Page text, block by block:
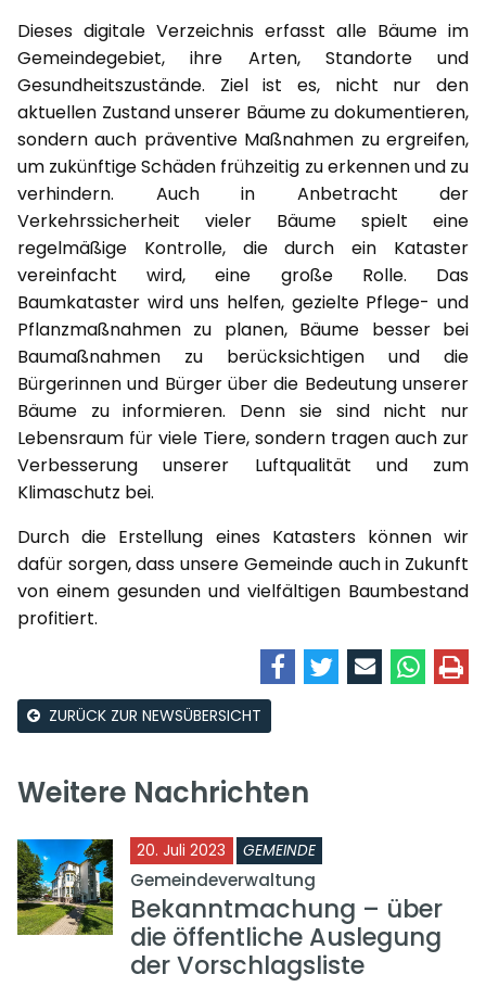
Dieses digitale Verzeichnis erfasst alle Bäume im
Gemeindegebiet, ihre Arten, Standorte und
Gesundheitszustände. Ziel ist es, nicht nur den
aktuellen Zustand unserer Bäume zu dokumentieren,
sondern auch präventive Maßnahmen zu ergreifen,
um zukünftige Schäden frühzeitig zu erkennen und zu
verhindern. Auch in Anbetracht der
Verkehrssicherheit vieler Bäume spielt eine
regelmäßige Kontrolle, die durch ein Kataster
vereinfacht wird, eine große Rolle. Das
Baumkataster wird uns helfen, gezielte Pflege- und
Pflanzmaßnahmen zu planen, Bäume besser bei
Baumaßnahmen zu berücksichtigen und die
Bürgerinnen und Bürger über die Bedeutung unserer
Bäume zu informieren. Denn sie sind nicht nur
Lebensraum für viele Tiere, sondern tragen auch zur
Verbesserung unserer Luftqualität und zum
Klimaschutz bei.
Durch die Erstellung eines Katasters können wir
dafür sorgen, dass unsere Gemeinde auch in Zukunft
von einem gesunden und vielfältigen Baumbestand
profitiert.
ZURÜCK ZUR NEWSÜBERSICHT
Weitere Nachrichten
20. Juli 2023 GEMEINDE
Gemeindeverwaltung
Bekanntmachung – über
die öffentliche Auslegung
der Vorschlagsliste